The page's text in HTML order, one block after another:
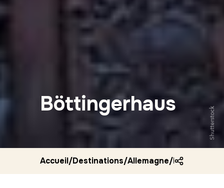
Böttingerhaus
Shutterstock
Accueil/Destinations/Allemagne/